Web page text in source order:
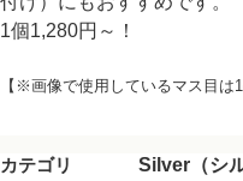
1個1,280円～！
【※画像で使用しているマス目は
カテゴリ
Silver（シ